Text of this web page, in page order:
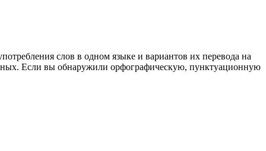
слов в одном языке и вариантов их перевода на
Если вы обнаружили орфографическую, пунктуационную